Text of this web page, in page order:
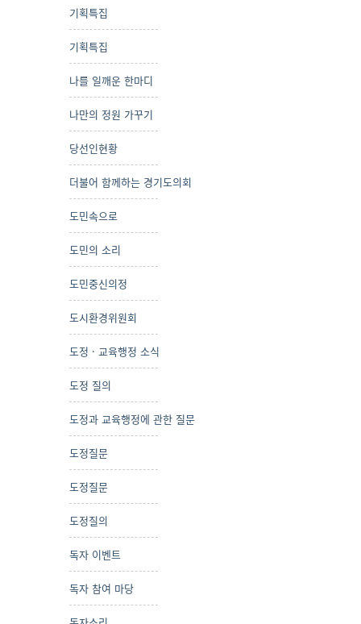
기획특집
기획특집
나를 일깨운 한마디
나만의 정원 가꾸기
당선인현황
더불어 함께하는 경기도의회
도민속으로
도민의 소리
도민중신의정
도시환경위원회
도정 · 교육행정 소식
도정 질의
도정과 교육행정에 관한 질문
도정질문
도정질문
도정질의
독자 이벤트
독자 참여 마당